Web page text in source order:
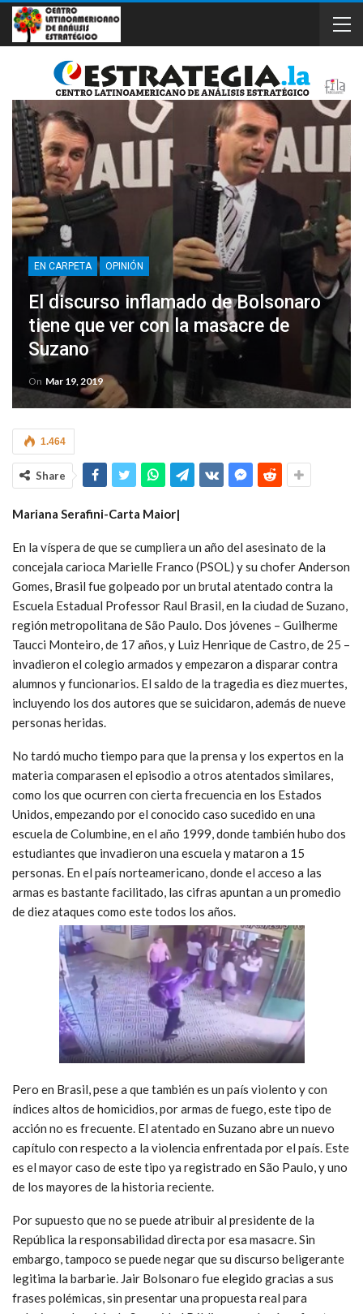
EN CARPETA OPINIÓN
El discurso inflamado de Bolsonaro
tiene que ver con la masacre de
Suzano
On Mar 19, 2019
1.464
Share
Mariana Serafini-Carta Maior|
En la víspera de que se cumpliera un año del asesinato de la
concejala carioca Marielle Franco (PSOL) y su chofer Anderson
Gomes, Brasil fue golpeado por un brutal atentado contra la
Escuela Estadual Professor Raul Brasil, en la ciudad de Suzano,
región metropolitana de São Paulo. Dos jóvenes – Guilherme
Taucci Monteiro, de 17 años, y Luiz Henrique de Castro, de 25 –
invadieron el colegio armados y empezaron a disparar contra
alumnos y funcionarios. El saldo de la tragedia es diez muertes,
incluyendo los dos autores que se suicidaron, además de nueve
personas heridas.
No tardó mucho tiempo para que la prensa y los expertos en la
materia comparasen el episodio a otros atentados similares,
como los que ocurren con cierta frecuencia en los Estados
Unidos, empezando por el conocido caso sucedido en una
escuela de Columbine, en el año 1999, donde también hubo dos
estudiantes que invadieron una escuela y mataron a 15
personas. En el país norteamericano, donde el acceso a las
armas es bastante facilitado, las cifras apuntan a un promedio
de diez ataques como este todos los años.
Pero en Brasil, pese a que también es un país violento y con
índices altos de homicidios, por armas de fuego, este tipo de
acción no es frecuente. El atentado en Suzano abre un nuevo
capítulo con respecto a la violencia enfrentada por el país. Este
es el mayor caso de este tipo ya registrado en São Paulo, y uno
de los mayores de la historia reciente.
Por supuesto que no se puede atribuir al presidente de la
República la responsabilidad directa por esa masacre. Sin
embargo, tampoco se puede negar que su discurso beligerante
legitima la barbarie. Jair Bolsonaro fue elegido gracias a sus
frases polémicas, sin presentar una propuesta real para